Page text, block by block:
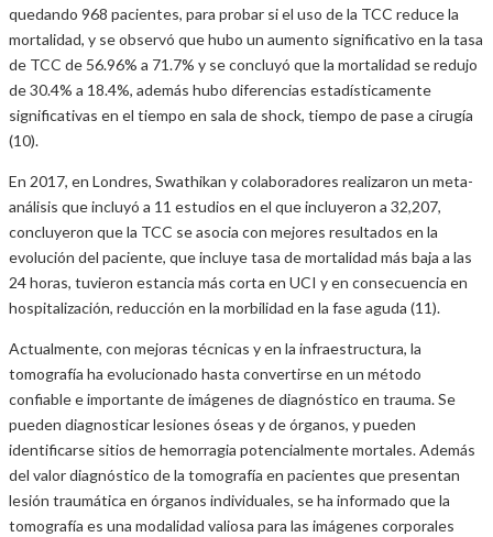
quedando 968 pacientes, para probar si el uso de la TCC reduce la
mortalidad, y se observó que hubo un aumento significativo en la tasa
de TCC de 56.96% a 71.7% y se concluyó que la mortalidad se redujo
de 30.4% a 18.4%, además hubo diferencias estadísticamente
significativas en el tiempo en sala de shock, tiempo de pase a cirugía
(10).
En 2017, en Londres, Swathikan y colaboradores realizaron un meta-
análisis que incluyó a 11 estudios en el que incluyeron a 32,207,
concluyeron que la TCC se asocia con mejores resultados en la
evolución del paciente, que incluye tasa de mortalidad más baja a las
24 horas, tuvieron estancia más corta en UCI y en consecuencia en
hospitalización, reducción en la morbilidad en la fase aguda (11).
Actualmente, con mejoras técnicas y en la infraestructura, la
tomografía ha evolucionado hasta convertirse en un método
confiable e importante de imágenes de diagnóstico en trauma. Se
pueden diagnosticar lesiones óseas y de órganos, y pueden
identificarse sitios de hemorragia potencialmente mortales. Además
del valor diagnóstico de la tomografía en pacientes que presentan
lesión traumática en órganos individuales, se ha informado que la
tomografía es una modalidad valiosa para las imágenes corporales